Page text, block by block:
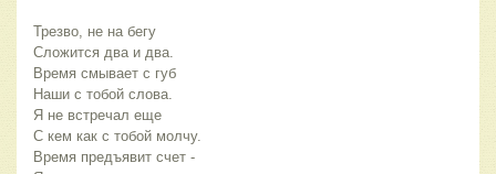
Трезво, не на бегу
Сложится два и два.
Время смывает с губ
Наши с тобой слова.
Я не встречал еще
С кем как с тобой молчу.
Время предъявит счет -